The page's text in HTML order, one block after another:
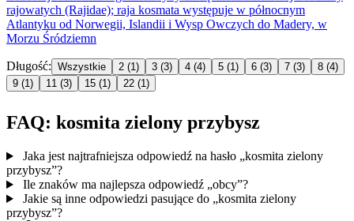
rajowatych (Rajidae); raja kosmata występuje w północnym
Atlantyku od Norwegii, Islandii i Wysp Owczych do Madery, w
Morzu Śródziemn
Długość: Wszystkie 2 (1) 3 (3) 4 (4) 5 (1) 6 (3) 7 (3) 8 (4)
9 (1) 11 (3) 15 (1) 22 (1)
FAQ: kosmita zielony przybysz
Jaka jest najtrafniejsza odpowiedź na hasło „kosmita zielony
przybysz”?
Ile znaków ma najlepsza odpowiedź „obcy”?
Jakie są inne odpowiedzi pasujące do „kosmita zielony
przybysz”?